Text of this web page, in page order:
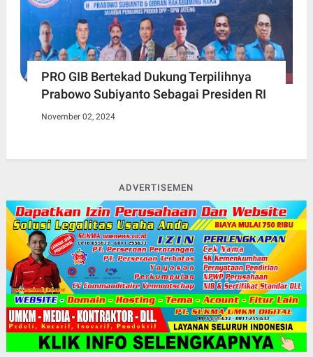
PRO GIB Bertekad Dukung Terpilihnya
Prabowo Subiyanto Sebagai Presiden RI
November 02, 2024
ADVERTISEMEN